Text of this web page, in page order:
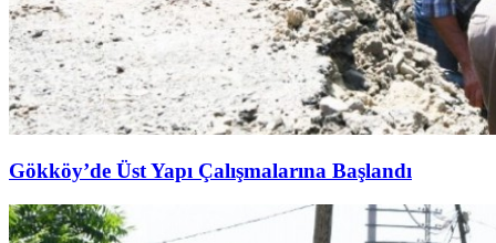
Gökköy’de Üst Yapı Çalışmalarına Başlandı